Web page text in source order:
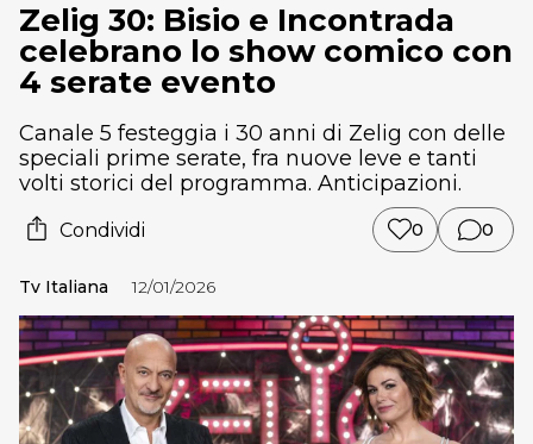
Zelig 30: Bisio e Incontrada
celebrano lo show comico con
4 serate evento
Canale 5 festeggia i 30 anni di Zelig con delle
speciali prime serate, fra nuove leve e tanti
volti storici del programma. Anticipazioni.
Condividi 0 0
Tv Italiana 12/01/2026